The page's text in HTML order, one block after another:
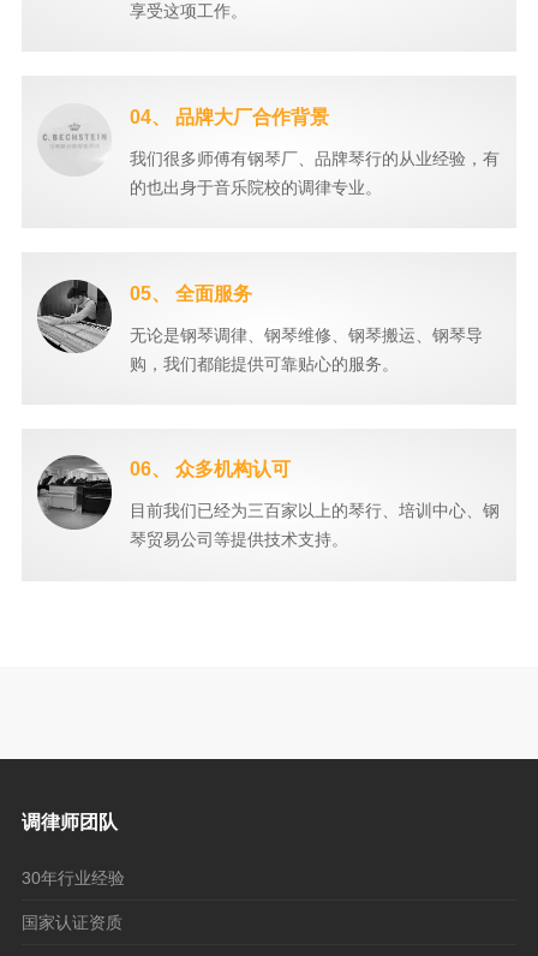
享受这项工作。
04、 品牌大厂合作背景
我们很多师傅有钢琴厂、品牌琴行的从业经验，有
的也出身于音乐院校的调律专业。
05、 全面服务
无论是钢琴调律、钢琴维修、钢琴搬运、钢琴导
购，我们都能提供可靠贴心的服务。
06、 众多机构认可
目前我们已经为三百家以上的琴行、培训中心、钢
琴贸易公司等提供技术支持。
调律师团队
30年行业经验
国家认证资质